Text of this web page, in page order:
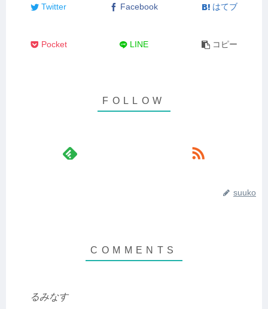
Twitter Facebook はてブ
Pocket LINE コピー
suuko
るみなす